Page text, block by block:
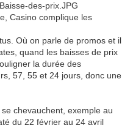
Casino complique les
Où on parle de promos et il
quand les baisses de prix
la durée des
57, 55 et 24 jours, donc une
chevauchent, exemple au
du 22 février au 24 avril